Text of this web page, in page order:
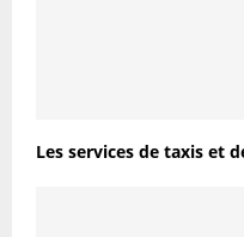
Les services de taxis et